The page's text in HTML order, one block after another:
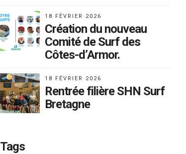
18 FÉVRIER 2026
Création du nouveau
Comité de Surf des
Côtes-d’Armor.
18 FÉVRIER 2026
Rentrée filière SHN Surf
Bretagne
Tags